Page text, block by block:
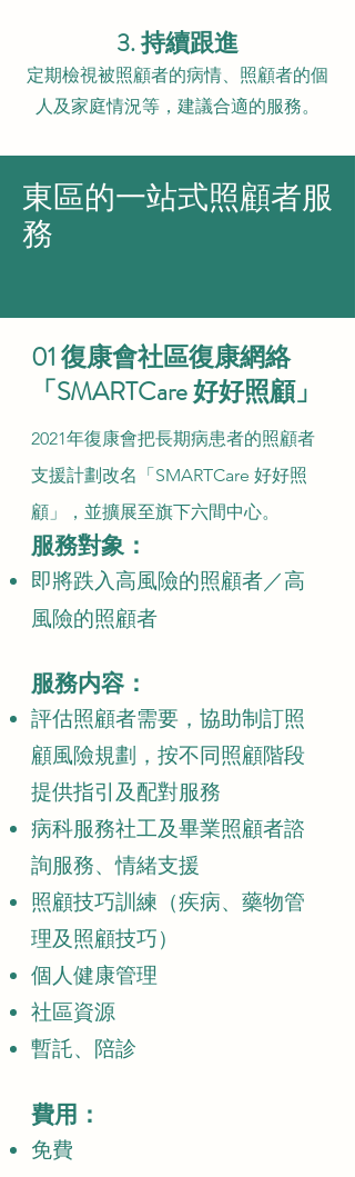
3. 持續跟進
定期檢視被照顧者的病情、照顧者的個
人及家庭情況等，建議合適的服務。
東區的一站式照顧者服
務
01 復康會社區復康網絡
「SMARTCare 好好照顧」
2021年復康會把長期病患者的照顧者
支援計劃改名「SMARTCare 好好照
顧」，並擴展至旗下六間中心。
服務對象：
即將跌入高風險的照顧者／高
風險的照顧者
服務内容：
評估照顧者需要，協助制訂照
顧風險規劃，按不同照顧階段
提供指引及配對服務
病科服務社工及畢業照顧者諮
詢服務、情緒支援
照顧技巧訓練（疾病、藥物管
理及照顧技巧）
個人健康管理
社區資源
暫託、陪診
費用：
免費